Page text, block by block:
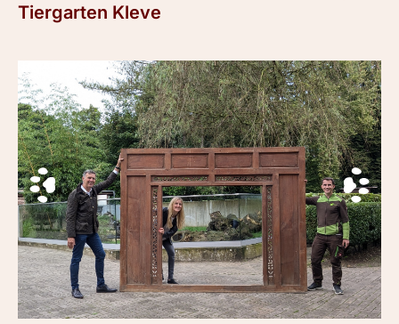
Tiergarten Kleve